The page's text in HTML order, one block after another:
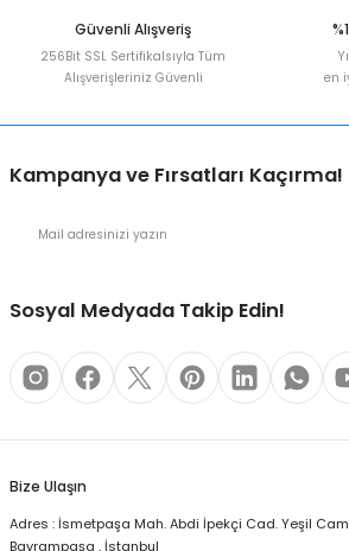
Güvenli Alışveriş
256Bit SSL Sertifikalsıyla Tüm
Alışverişleriniz Güvenli
en
Kampanya ve Fırsatları Kaçırma!
Sosyal Medyada Takip Edin!
Bize Ulaşın
Adres : İsmetpaşa Mah. Abdi İpekçi Cad. Yeşil Cami
Bayrampaşa , İstanbul